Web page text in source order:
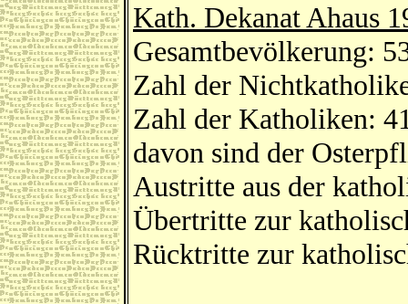
Kath. Dekanat Ahaus
Gesamtbevölkerung:
Zahl der
Zahl der Katholiken:
davon sind der
Austritte aus der
Übertritte zur
Rücktritte zur